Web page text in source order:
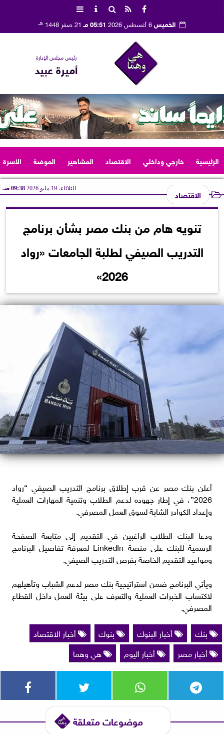
الخميس 05:51 مـ 21 صفر 1448 هـ
رئيس مجلس الإدارة
أميرة عبيد
الرئيسية خارجي وداخلي الاقتصاد المشاهير الموضة الأسرة
الاقتصاد الثلاثاء، 19 مايو 2026 09:38 صـ
تنويه هام من بنك مصر بشأن برنامج
التدريب الصيفي لطلبة الجامعات «رواد
2026»
أعلن بنك مصر عن قرب إطلاق برنامج التدريب الصيفي “رواد
2026”، في إطار جهوده لدعم الطلاب وتنمية المهارات العملية
وإعداد الكوادر الشابة لسوق العمل المصرفي.
ودعا البنك الطلاب الراغبين في التقديم إلى متابعة الصفحة
الرسمية للبنك على منصة LinkedIn لمعرفة تفاصيل البرنامج
ومواعيد التقديم الخاصة بفرص التدريب الصيفي.
ويأتي البرنامج ضمن استراتيجية بنك مصر لدعم الشباب وتأهيلهم
لاكتساب الخبرات العملية والتعرف على بيئة العمل داخل القطاع
المصرفي.
بنك
أخبار البنوك بنوك
أخبار الاقتصاد
أخبار مصر
أخبار اليوم هي وهما
موضوعات متعلقة